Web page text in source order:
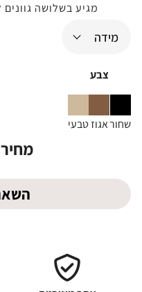
מגיע בשלושה
צבע
שחוראגוזטבעי